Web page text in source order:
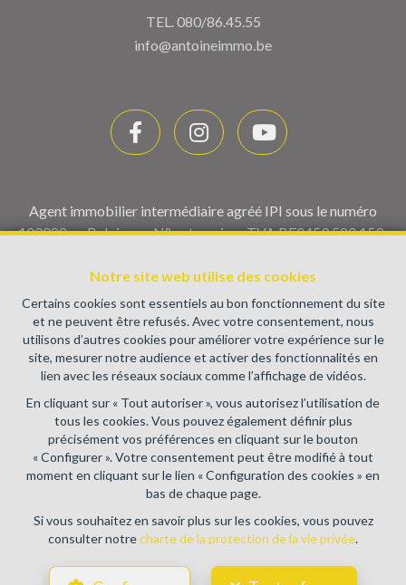
Notre site web utilise des cookies
Certains cookies sont essentiels au bon fonctionnement du site
et ne peuvent être refusés. Avec votre consentement, nous
utilisons d’autres cookies pour améliorer votre expérience sur le
site, mesurer notre audience et activer des fonctionnalités en
lien avec les réseaux sociaux comme l’affichage de vidéos.
En cliquant sur « Tout autoriser », vous autorisez l’utilisation de
tous les cookies. Vous pouvez également définir plus
précisément vos préférences en cliquant sur le bouton
« Configurer ». Votre consentement peut être modifié à tout
moment en cliquant sur le lien « Configuration des cookies » en
bas de chaque page.
Si vous souhaitez en savoir plus sur les cookies, vous pouvez
consulter notrecharte de la protection de la vie privée.
TEL.080/86.45.55
info@antoineimmo.be
Agent immobilier intermédiaire agréé IPI sous le numéro
100082 en Belgique - N° entreprise : TVA BE0459.580.159-
immobiliers, rue du Luxembourg 16B, 1000 Bruxelles (+32 2
505 38 50 - info@ipi.be) - Soumis aucode déontologique de l’
IPI
RC professionnelle et cautionnement via AXA Belgium SA,
Place du Trône 1, 1000 Bruxelles – police n° 730.390.160.
Couverture valable pour les activités réalisées en Belgique
Conditions générales d'utilisation du site
Charte de la protection de la vie privée
Configuration des cookies
POWERED BY DESIGNED AND DEVELOPED BY